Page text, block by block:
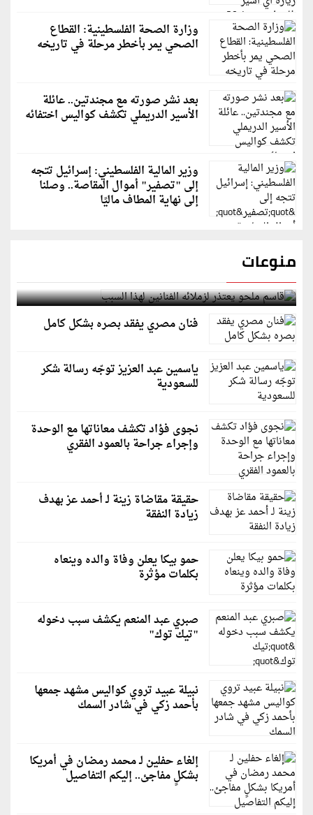
وزارة الصحة الفلسطينية: القطاع
الصحي يمر بأخطر مرحلة في تاريخه
بعد نشر صورته مع مجندتين.. عائلة
الأسير الدريملي تكشف كواليس اختفائه
وزير المالية الفلسطيني: إسرائيل تتجه
إلى "تصفير" أموال المقاصة.. وصلنا
إلى نهاية المطاف ماليًا
منوعات
قاسم ملحو يعتذر لزملائه الفنانين لهذا السبب
فنان مصري يفقد بصره بشكل كامل
ياسمين عبد العزيز توجّه رسالة شكر
للسعودية
نجوى فؤاد تكشف معاناتها مع الوحدة
وإجراء جراحة بالعمود الفقري
حقيقة مقاضاة زينة لـ أحمد عز بهدف
زيادة النفقة
حمو بيكا يعلن وفاة والده وينعاه
بكلمات مؤثرة
صبري عبد المنعم يكشف سبب دخوله
"تيك توك"
نبيلة عبيد تروي كواليس مشهد جمعها
بأحمد زكي في شادر السمك
إلغاء حفلين لـ محمد رمضان في أمريكا
بشكلٍ مفاجئ.. إليكم التفاصيل